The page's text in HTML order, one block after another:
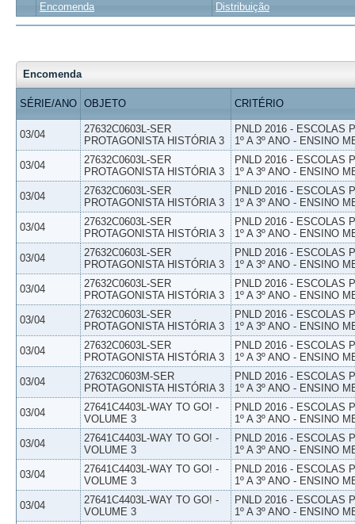
Encomenda Distribuição
Encomenda
SÉRIE/ANO OBJETO CRITÉRIO
03/04
27632C0603L-SER
PROTAGONISTA HISTÓRIA 3
PNLD 2016 - ESCOLAS
1º A 3º ANO - ENSINO
03/04
27632C0603L-SER
PROTAGONISTA HISTÓRIA 3
PNLD 2016 - ESCOLAS
1º A 3º ANO - ENSINO
03/04
27632C0603L-SER
PROTAGONISTA HISTÓRIA 3
PNLD 2016 - ESCOLAS
1º A 3º ANO - ENSINO
03/04
27632C0603L-SER
PROTAGONISTA HISTÓRIA 3
PNLD 2016 - ESCOLAS
1º A 3º ANO - ENSINO
03/04
27632C0603L-SER
PROTAGONISTA HISTÓRIA 3
PNLD 2016 - ESCOLAS
1º A 3º ANO - ENSINO
03/04
27632C0603L-SER
PROTAGONISTA HISTÓRIA 3
PNLD 2016 - ESCOLAS
1º A 3º ANO - ENSINO
03/04
27632C0603L-SER
PROTAGONISTA HISTÓRIA 3
PNLD 2016 - ESCOLAS
1º A 3º ANO - ENSINO
03/04
27632C0603L-SER
PROTAGONISTA HISTÓRIA 3
PNLD 2016 - ESCOLAS
1º A 3º ANO - ENSINO
03/04
27632C0603M-SER
PROTAGONISTA HISTÓRIA 3
PNLD 2016 - ESCOLAS
1º A 3º ANO - ENSINO
03/04
27641C4403L-WAY TO GO! -
VOLUME 3
PNLD 2016 - ESCOLAS
1º A 3º ANO - ENSINO
03/04
27641C4403L-WAY TO GO! -
VOLUME 3
PNLD 2016 - ESCOLAS
1º A 3º ANO - ENSINO
03/04
27641C4403L-WAY TO GO! -
VOLUME 3
PNLD 2016 - ESCOLAS
1º A 3º ANO - ENSINO
03/04
27641C4403L-WAY TO GO! -
VOLUME 3
PNLD 2016 - ESCOLAS
1º A 3º ANO - ENSINO